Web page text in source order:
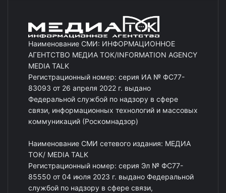
Наименование СМИ: ИНФОРМАЦИОННОЕ
АГЕНТСТВО МЕДИА ТОК/INFORMATION AGENCY
MEDIA TALK
Регистрационный номер: серия ИА № ФС77-
83093 от 26 апреля 2022 г. выдано
Федеральной службой по надзору в сфере
связи, информационных технологий и массовых
коммуникаций (Роскомнадзор)
Наименование СМИ сетевого издания: МЕДИА
ТОК/ MEDIA TALK
Регистрационный номер: серия Эл № ФС77-
85550 от 04 июля 2023 г. выдано Федеральной
службой по надзору в сфере связи,